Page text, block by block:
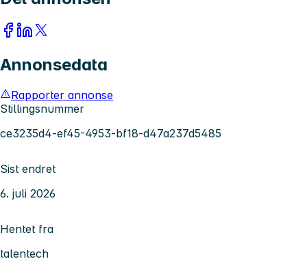
Annonsedata
Rapporter annonse
Stillingsnummer
ce3235d4-ef45-4953-bf18-d47a237d5485
Sist endret
6. juli 2026
Hentet fra
talentech